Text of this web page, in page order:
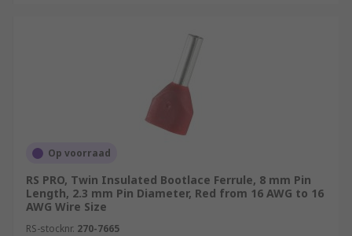
Op voorraad
RS PRO, Twin Insulated Bootlace Ferrule, 8 mm Pin
Length, 2.3 mm Pin Diameter, Red from 16 AWG to 16
AWG Wire Size
RS-stocknr. 270-7665